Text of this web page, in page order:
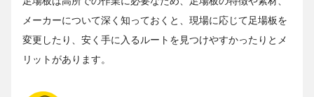
メーカーについて深く知っておくと、現場に応じて足場板を
変更したり、安く手に入るルートを見つけやすかったりとメ
リットがあります。